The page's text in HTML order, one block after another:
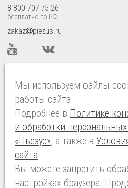
8 800 707-75-26
бесплатно по РФ
zakaz piezus.ru
“ Новые разработки, постоянное
существующей продукции,
сервис и техническая поддержка
основными приоритетами PIEZUS ”
Мы используем файлы
работы сайта.
Подробнее в Политике
и обработки
«Пьезус», а также в
сайта.
Вы можете запретить
настройках браузера.